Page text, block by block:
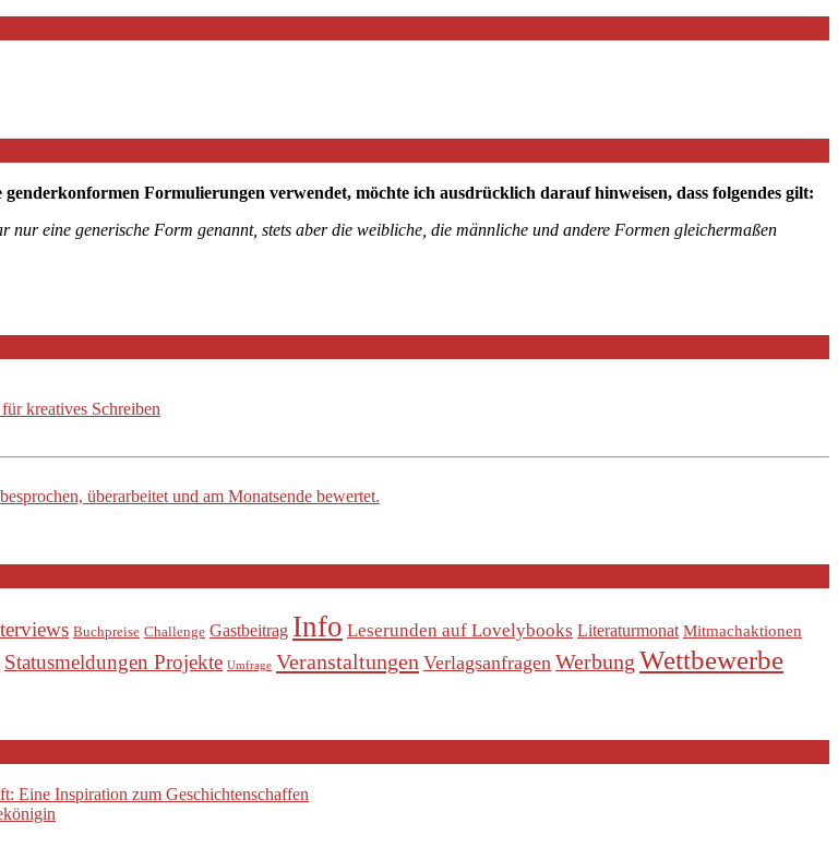
Formulierungen verwendet, möchte ich ausdrücklich darauf hinweisen, dass folgendes gilt:
eine generische Form genannt, stets aber die weibliche, die männliche und andere Formen gleichermaßen
kreatives Schreiben
überarbeitet und am Monatsende bewertet.
Buchpreise Challenge Gastbeitrag Info Leserunden auf Lovelybooks Literaturmonat Mitmachaktionen
Statusmeldungen Projekte Umfrage Veranstaltungen Verlagsanfragen Werbung Wettbewerbe
Eine Inspiration zum Geschichtenschaffen